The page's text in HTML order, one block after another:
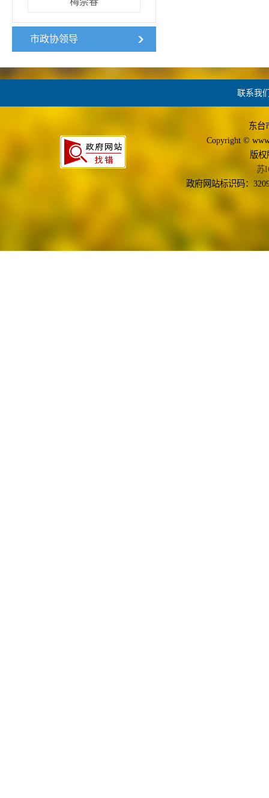
市政协领导
联系我
东台
Copyright ©
版权
苏
政府网站标识码：